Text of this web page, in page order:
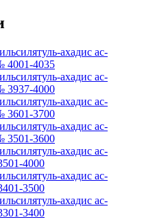
ахадис ас-
4001-4035
ахадис ас-
3937-4000
ахадис ас-
3601-3700
ахадис ас-
3501-3600
ахадис ас-
4000
ахадис ас-
3500
ахадис ас-
3400